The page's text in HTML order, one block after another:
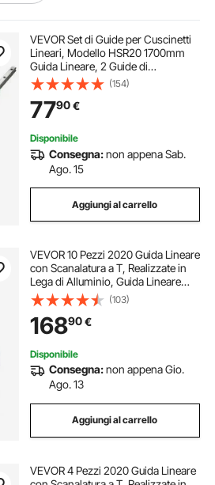
binario guida sbr16
guida per foratura
guida 800mm
VEVOR Set di Guide per Cuscinetti
Lineari, Modello HSR20 1700mm
Guida Lineare, 2 Guide di
Scorrimento Lineari con 4 Blocchi
Cuscinetti e 1 Binario Filettato,
Guida Lineare Ferroviaria Uso per
Torni
(154)
7790€
Disponibile
Consegna:non appena Sab.
Ago. 15
Aggiungi al carrello
VEVOR 10 Pezzi 2020 Guida Lineare
con Scanalatura a T, Realizzate in
Lega di Alluminio, Guida Lineare
Anodizzata Estruso ad Alta
Resistenza per Stampante,
Incisione Laser, Nero 2000 mm
(103)
16890€
Disponibile
Consegna:non appena Gio.
Ago. 13
Aggiungi al carrello
VEVOR 4 Pezzi 2020 Guida Lineare